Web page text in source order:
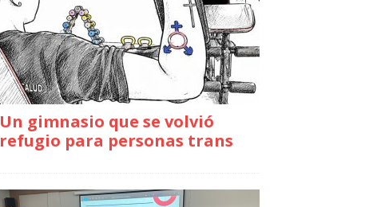
Un gimnasio que se volvió
refugio para personas trans